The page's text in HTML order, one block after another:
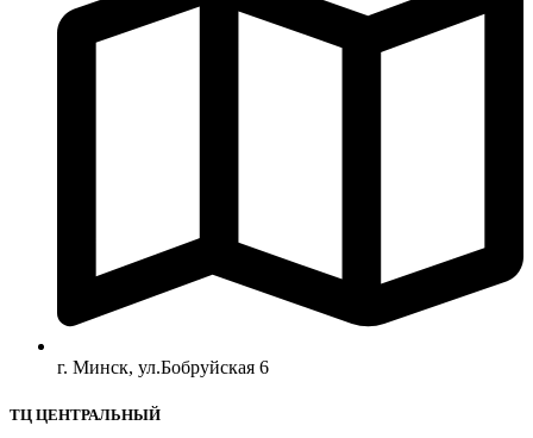
г. Минск, ул.Бобруйская 6
ТЦ ЦЕНТРАЛЬНЫЙ